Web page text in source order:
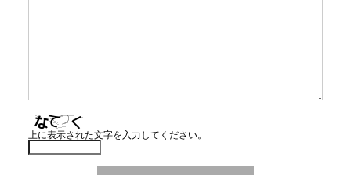
上に表示された文字を入力してください。